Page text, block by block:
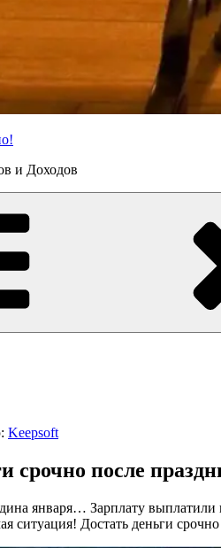
и Доходов
Keepsoft
срочно после
января… Зарплату
ситуация! Достать деньги